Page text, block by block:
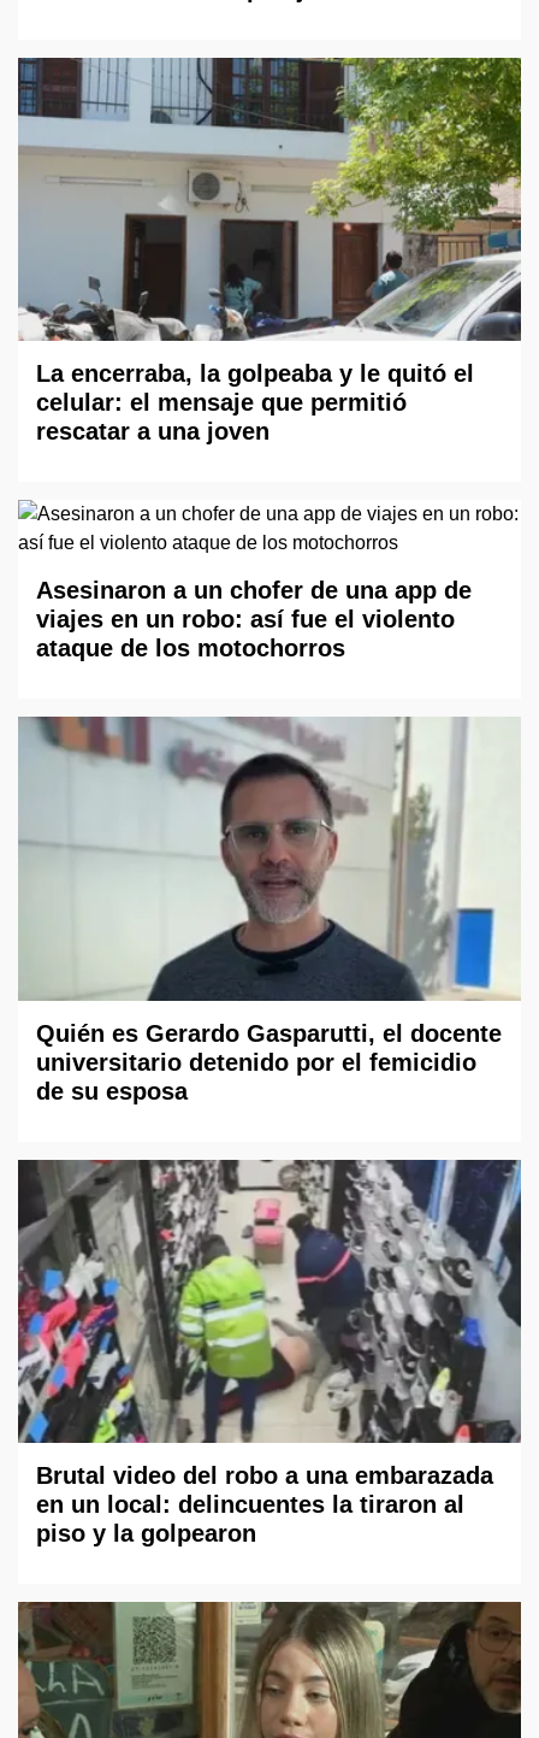
La encerraba, la golpeaba y le quitó el
celular: el mensaje que permitió
rescatar a una joven
Asesinaron a un chofer de una app de
viajes en un robo: así fue el violento
ataque de los motochorros
Quién es Gerardo Gasparutti, el docente
universitario detenido por el femicidio
de su esposa
Brutal video del robo a una embarazada
en un local: delincuentes la tiraron al
piso y la golpearon